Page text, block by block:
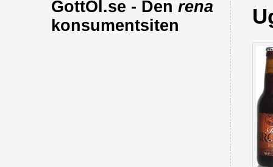
GottÖl.se - Den rena
konsumentsiten